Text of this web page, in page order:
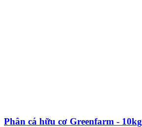
Phân cá hữu cơ Greenfarm - 10kg